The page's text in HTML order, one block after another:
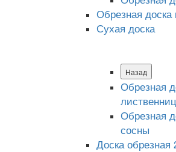
Обрезная
Сухая доска
Назад
Обрезная
Обрезная
сосны
Доска обрезная